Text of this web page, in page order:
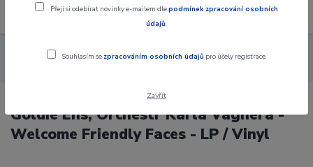
Menu
Alba Gramodesky
Goldie Ens, Orchestr Karla Vágnera -
Goldie Ens, Orchestr Karla Vágnera -
Welcome Friendly Faces - LP / Vinyl
Přeji si odebírat novinky e-mailem dlepodmínek zpracování osobních
údajů.
Souhlasím se zpracováním osobních údajů pro účely registrace.
Zavřít